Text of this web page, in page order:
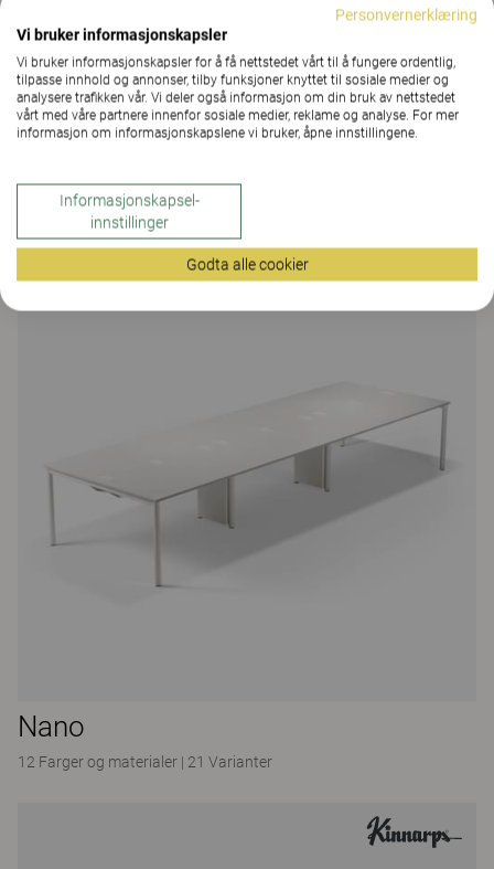
med ulike former og ulike laminater på bordplaten.
Du kan få både skrivebord og desk-løsning i samme
utførelse – alt for et helhetlig uttrykk. Velg
materialer fra Kinnarps Colour Studio.
Mer fra familien
Nano
12 Farger og materialer | 21 Varianter
Personvernerklæring
Vi bruker informasjonskapsler
Vi bruker informasjonskapsler for å få nettstedet vårt til å fungere ordentlig,
tilpasse innhold og annonser, tilby funksjoner knyttet til sosiale medier og
analysere trafikken vår. Vi deler også informasjon om din bruk av nettstedet
vårt med våre partnere innenfor sosiale medier, reklame og analyse. For mer
informasjon om informasjonskapslene vi bruker, åpne innstillingene.
Informasjonskapsel-
innstillinger
Godta alle cookier